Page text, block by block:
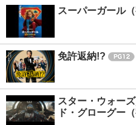
スーパーガール（
免許返納!?
スター・ウォー
ド・グローグー（